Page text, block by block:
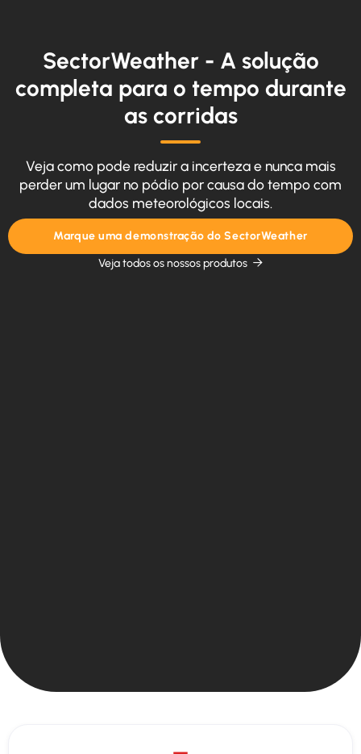
SectorWeather - A solução
completa para o tempo durante
as corridas
Veja como pode reduzir a incerteza e nunca mais
perder um lugar no pódio por causa do tempo com
dados meteorológicos locais.
Marque uma demonstração do SectorWeather
Veja todos os nossos produtos 